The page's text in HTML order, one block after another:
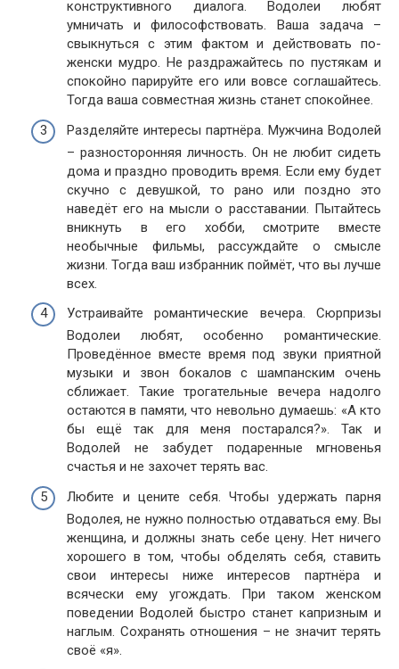
конструктивного диалога. Водолеи любят
умничать и философствовать. Ваша задача –
свыкнуться с этим фактом и действовать по-
женски мудро. Не раздражайтесь по пустякам и
спокойно парируйте его или вовсе соглашайтесь.
Тогда ваша совместная жизнь станет спокойнее.
Разделяйте интересы партнёра. Мужчина Водолей
– разносторонняя личность. Он не любит сидеть
дома и праздно проводить время. Если ему будет
скучно с девушкой, то рано или поздно это
наведёт его на мысли о расставании. Пытайтесь
вникнуть в его хобби, смотрите вместе
необычные фильмы, рассуждайте о смысле
жизни. Тогда ваш избранник поймёт, что вы лучше
всех.
Устраивайте романтические вечера. Сюрпризы
Водолеи любят, особенно романтические.
Проведённое вместе время под звуки приятной
музыки и звон бокалов с шампанским очень
сближает. Такие трогательные вечера надолго
остаются в памяти, что невольно думаешь: «А кто
бы ещё так для меня постарался?». Так и
Водолей не забудет подаренные мгновенья
счастья и не захочет терять вас.
Любите и цените себя. Чтобы удержать парня
Водолея, не нужно полностью отдаваться ему. Вы
женщина, и должны знать себе цену. Нет ничего
хорошего в том, чтобы обделять себя, ставить
свои интересы ниже интересов партнёра и
всячески ему угождать. При таком женском
поведении Водолей быстро станет капризным и
наглым. Сохранять отношения – не значит терять
своё «я».